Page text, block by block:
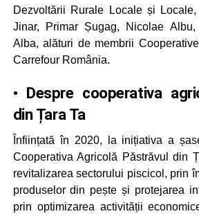
Dezvoltării Rurale Locale și
Jinar, Primar Șugag, Nicolae Albu,
Alba, alături de membrii
Carrefour România.
• Despre cooperativa
din Țara Ta
Înființată în 2020, la inițiativa a
Cooperativa Agricolă Păstrăvul din
revitalizarea sectorului piscicol, prin
produselor din pește și protejarea
prin optimizarea activității